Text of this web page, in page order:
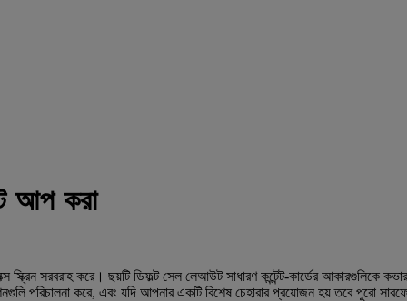
করা
সরবরাহ করে। ছয়টি ডিফল্ট সেল লেআউট সাধারণ কন্টেন্ট-কার্ডের আকারগুলিকে
পরিচালনা করে, এবং যদি আপনার একটি বিশেষ চেহারার প্রয়োজন হয় তবে পুরো